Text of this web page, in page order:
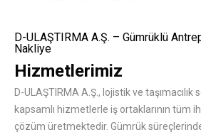
D-ULAŞTIRMA A.Ş. – Gümrüklü
Nakliye
Hizmetlerimiz
D-ULAŞTIRMA A.Ş., lojistik ve
kapsamlı hizmetlerle iş ortaklarının tüm
çözüm üretmektedir. Gümrük